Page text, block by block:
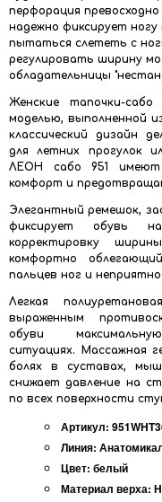
перфорация
надежно фиксирует
пытаться слететь с
регулировать ширину
обладательницы
Женские тапочки-
моделью, выполненной
классический дизайн
для летних прогулок
ЛЕОН сабо 951 имеют
комфорт и
Элегантный ремешок,
фиксирует обувь
корректировку
комфортно
пальцев ног и
Легкая
выраженным
обуви
ситуациях. Массажная
болях в суставах,
снижает давление на
по всех поверхности
Артикул:
Линия:
Цвет: белый
Материал верха: